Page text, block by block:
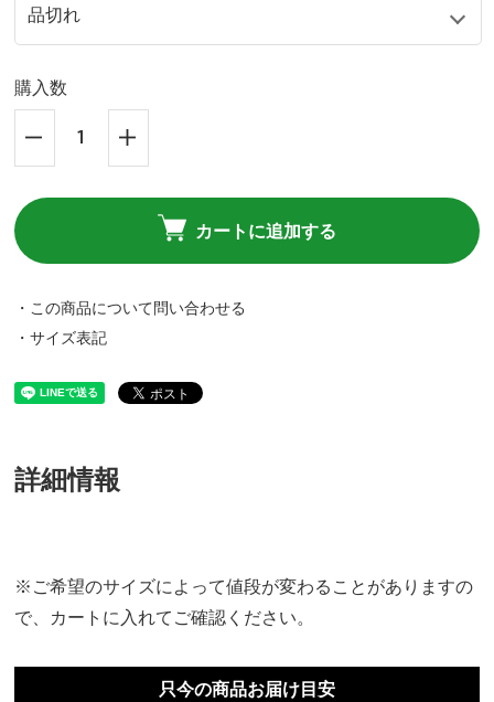
購入数
カートに追加する
・この商品について問い合わせる
・サイズ表記
詳細情報
※ご希望のサイズによって値段が変わることがありますの
で、カートに入れてご確認ください。
只今の商品お届け目安